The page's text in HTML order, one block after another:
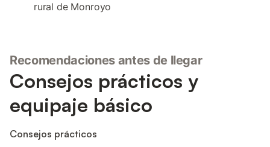
rural de Monroyo
Recomendaciones antes de llegar
Consejos prácticos y
equipaje básico
Consejos prácticos